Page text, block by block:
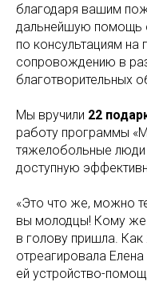
благодаря вашим
дальнейшую помощь
по консультациям на
сопровождению в
благотворительных
Мы вручили 22
работу программы
тяжелобольные люди
доступную
«Это что же, можно
вы молодцы! Кому же
в голову пришла.
отреагировала
ей устройство-